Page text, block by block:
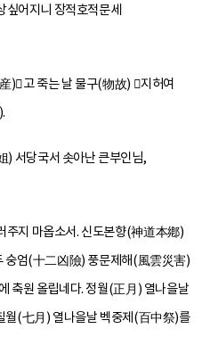
어지니 장적호적문세
)고 죽는 날 물구(物故) 지허여
서당국서 솟아난 큰부인님,
주지 마옵소서. 신도본향(神道本鄕)
숭엄(十二凶險) 풍문제해(風雲災害)
축원 올립네다. 정월(正月) 열나을날
(七月) 열나을날 벡중제(百中祭)를